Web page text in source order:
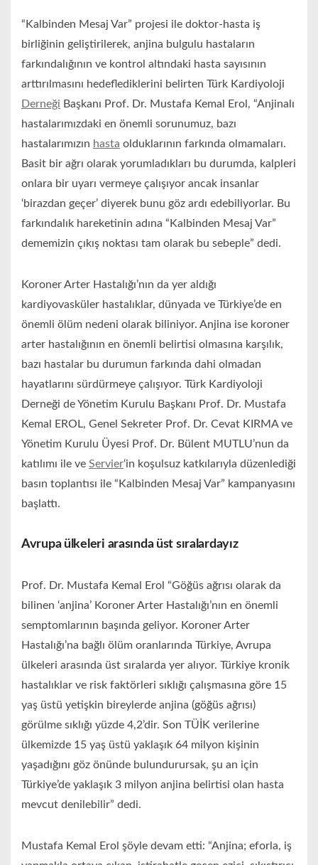
“Kalbinden Mesaj Var” projesi ile doktor-hasta iş
birliğinin geliştirilerek, anjina bulgulu hastaların
farkındalığının ve kontrol altındaki hasta sayısının
arttırılmasını hedeflediklerini belirten Türk Kardiyoloji
Derneği Başkanı Prof. Dr. Mustafa Kemal Erol, “Anjinalı
hastalarımızdaki en önemli sorunumuz, bazı
hastalarımızın hasta olduklarının farkında olmamaları.
Basit bir ağrı olarak yorumladıkları bu durumda, kalpleri
onlara bir uyarı vermeye çalışıyor ancak insanlar
‘birazdan geçer’ diyerek bunu göz ardı edebiliyorlar. Bu
farkındalık hareketinin adına “Kalbinden Mesaj Var”
dememizin çıkış noktası tam olarak bu sebeple” dedi.
Koroner Arter Hastalığı’nın da yer aldığı
kardiyovasküler hastalıklar, dünyada ve Türkiye’de en
önemli ölüm nedeni olarak biliniyor. Anjina ise koroner
arter hastalığının en önemli belirtisi olmasına karşılık,
bazı hastalar bu durumun farkında dahi olmadan
hayatlarını sürdürmeye çalışıyor. Türk Kardiyoloji
Derneği de Yönetim Kurulu Başkanı Prof. Dr. Mustafa
Kemal EROL, Genel Sekreter Prof. Dr. Cevat KIRMA ve
Yönetim Kurulu Üyesi Prof. Dr. Bülent MUTLU’nun da
katılımı ile ve Servier‘in koşulsuz katkılarıyla düzenlediği
basın toplantısı ile “Kalbinden Mesaj Var” kampanyasını
başlattı.
Avrupa ülkeleri arasında üst sıralardayız
Prof. Dr. Mustafa Kemal Erol “Göğüs ağrısı olarak da
bilinen ‘anjina’ Koroner Arter Hastalığı’nın en önemli
semptomlarının başında geliyor. Koroner Arter
Hastalığı’na bağlı ölüm oranlarında Türkiye, Avrupa
ülkeleri arasında üst sıralarda yer alıyor. Türkiye kronik
hastalıklar ve risk faktörleri sıklığı çalışmasına göre 15
yaş üstü yetişkin bireylerde anjina (göğüs ağrısı)
görülme sıklığı yüzde 4,2’dir. Son TÜİK verilerine
ülkemizde 15 yaş üstü yaklaşık 64 milyon kişinin
yaşadığını göz önünde bulundurursak, şu an için
Türkiye’de yaklaşık 3 milyon anjina belirtisi olan hasta
mevcut denilebilir” dedi.
Mustafa Kemal Erol şöyle devam etti: “Anjina; eforla, iş